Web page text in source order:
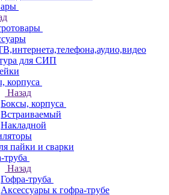
для СИП
корпуса
Назад
Боксы, корпуса
Встраиваемый
Накладной
пайки и сварки
труба
Назад
Гофра-труба
Аксессуары к гофра-трубе